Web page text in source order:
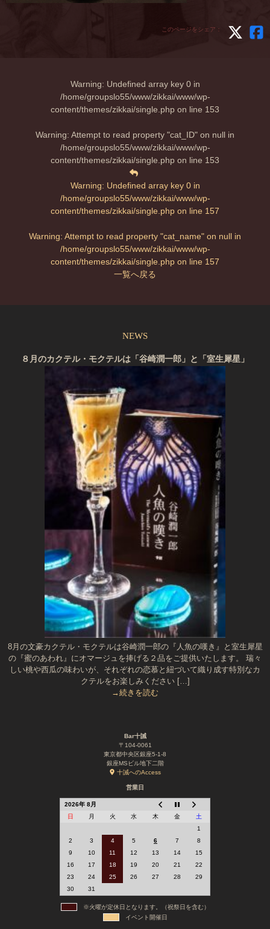
このページをシェア：
Warning: Undefined array key 0 in
/home/groupslo55/www/zikkai/www/wp-
content/themes/zikkai/single.php on line 153
Warning: Attempt to read property "cat_ID" on null in
/home/groupslo55/www/zikkai/www/wp-
content/themes/zikkai/single.php on line 153
Warning: Undefined array key 0 in
/home/groupslo55/www/zikkai/www/wp-
content/themes/zikkai/single.php on line 157
Warning: Attempt to read property "cat_name" on null in
/home/groupslo55/www/zikkai/www/wp-
content/themes/zikkai/single.php on line 157
一覧へ戻る
NEWS
８月のカクテル・モクテルは「谷崎潤一郎」と「室生犀星」
8月の文豪カクテル・モクテルは谷崎潤一郎の『人魚の嘆き』と室生犀星
の『蜜のあわれ』にオマージュを捧げる２品をご提供いたします。 瑞々
しい桃や西瓜の味わいが、それぞれの恋慕と紐づいて織り成す特別なカ
クテルをお楽しみください […]
→続きを読む
Bar十誡
〒104-0061
東京都中央区銀座5-1-8
銀座MSビル地下二階
十誡へのAccess
営業日
2026年 8月
日
月 火 水 木 金
土
1
2
3 4 5 6 7
8
9
10 11 12 13 14
15
16
17 18 19 20 21
22
23
24 25 26 27 28
29
30
31
※火曜が定休日となります。（祝祭日を含む）
イベント開催日